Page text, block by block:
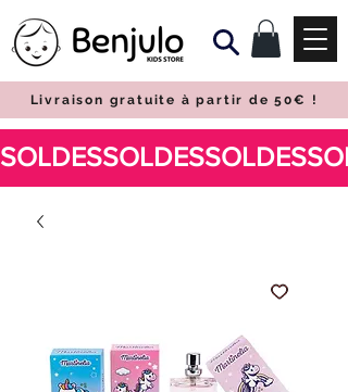
Livraison gratuite à partir de 50€ !